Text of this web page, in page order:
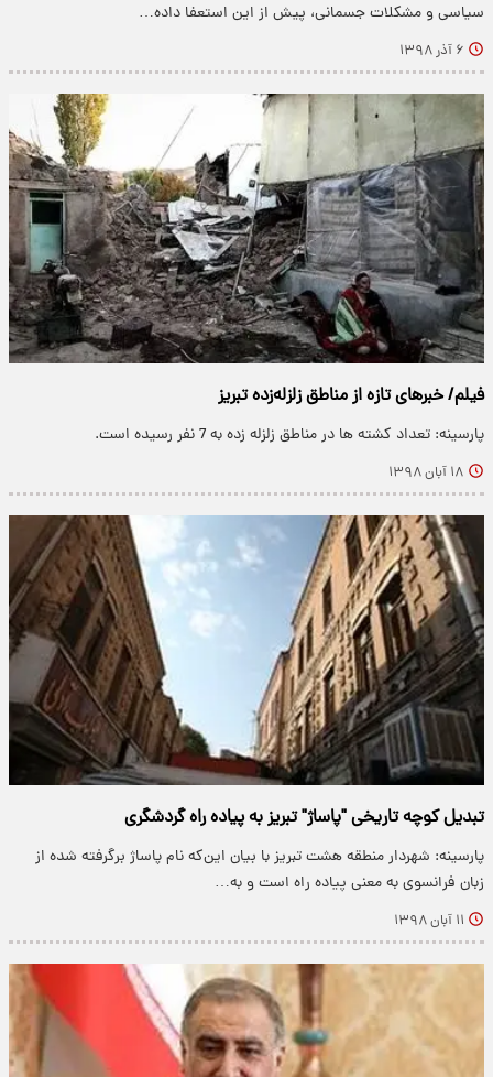
سیاسی و مشکلات جسمانی، پیش از این استعفا داده…
۶ آذر ۱۳۹۸
فیلم/ خبرهای تازه از مناطق زلزله‌زده تبریز
پارسینه: تعداد کشته‌ ها در مناطق زلزله زده به 7 نفر رسیده است.
۱۸ آبان ۱۳۹۸
تبدیل کوچه تاریخی "پاساژ" تبریز به پیاده راه گردشگری
پارسینه: شهردار منطقه هشت تبریز با بیان این‌که نام پاساژ برگرفته شده از
زبان فرانسوی به معنی پیاده راه است و به…
۱۱ آبان ۱۳۹۸